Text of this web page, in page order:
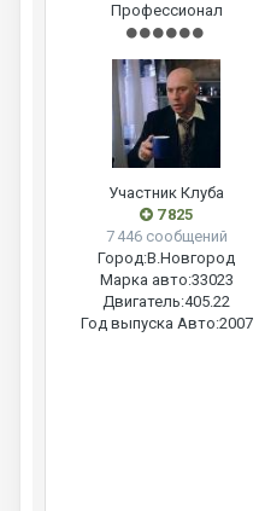
Профессионал
Участник Клуба
7 825
7 446 сообщений
Город:В.Новгород
Марка авто:33023
Двигатель:405.22
Год выпуска Авто:2007